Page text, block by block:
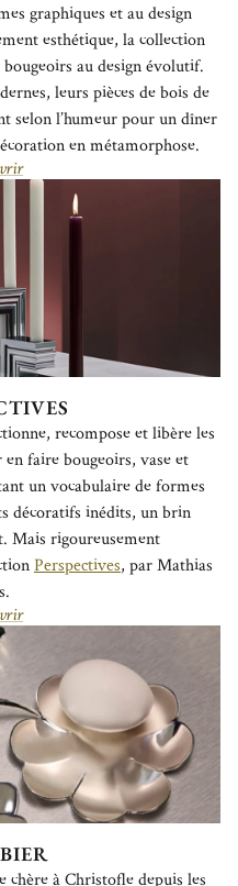
graphiques et au design
esthétique, la collection
au design évolutif.
leurs pièces de bois de
selon l’humeur pour un dîner
en métamorphose.
recompose et libère les
faire bougeoirs, vase et
un vocabulaire de formes
décoratifs inédits, un brin
Mais rigoureusement
Perspectives, par Mathias
chère à Christofle depuis les